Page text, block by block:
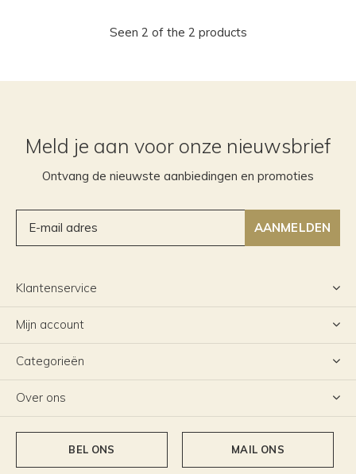
Seen 2 of the 2 products
Meld je aan voor onze nieuwsbrief
Ontvang de nieuwste aanbiedingen en promoties
AANMELDEN
Klantenservice
Mijn account
Categorieën
Over ons
BEL ONS MAIL ONS